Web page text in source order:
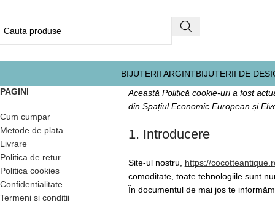
BIJUTERII ARGINTBIJUTERII DE
PAGINI
Cum cumpar
Metode de plata
Livrare
Politica de retur
Politica cookies
Confidentialitate
Termeni si conditii
Această Politică cookie-uri a fost
din Spațiul Economic European și
1. Introducere
Site-ul nostru, https://
comoditate, toate tehnologiile sunt
În documentul de mai jos te